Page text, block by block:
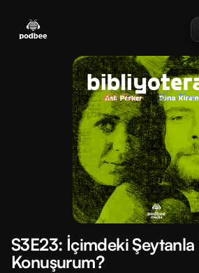
menu
S3E23: İçimdeki Şeytanla
Konuşurum?